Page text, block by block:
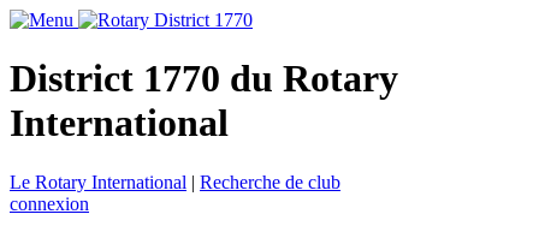
District 1770 du Rotary
International
Le Rotary International | Recherche de club
connexion